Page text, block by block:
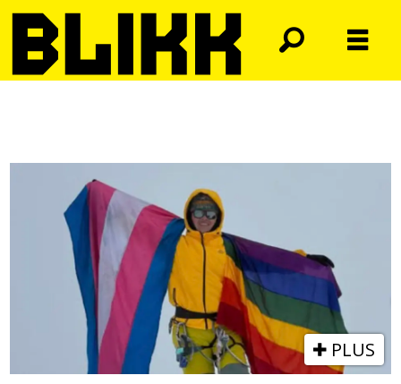
neelam
poudel
PLUS